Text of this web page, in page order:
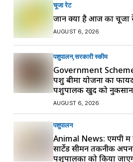
चूजा रेट
जानें क्या है आज का चूजा
AUGUST 6, 2026
पशुपालन सरकारी स्की‍म
Government
पशु बीमा योजना का
पशुपालक खुद को
AUGUST 6, 2026
पशुपालन
Animal News: एमपी में
सार्टेड सीमन तकनीक
पशुपालकों को किया